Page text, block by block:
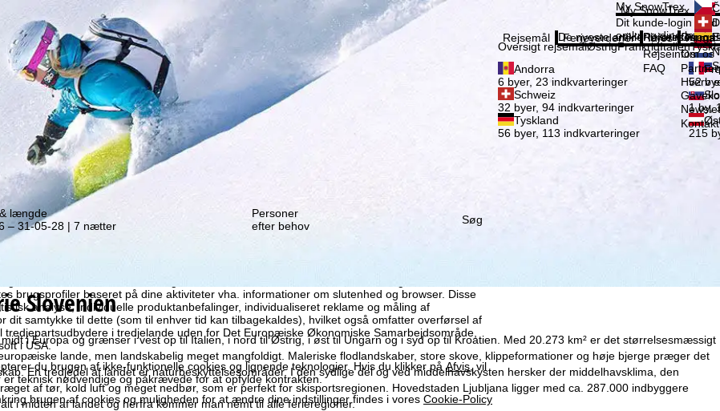
brugsprofiler baseret på dine aktiviteter vha. informationer om slutenhed og browser. Disse
analyse, individuelle produktanbefalinger, individualiseret reklame og måling af
dit samtykke til dette (som til enhver tid kan tilbagekaldes), hvilket også omfatter overførsel af
tredjepartsudbydere i tredjelande uden for Det Europæiske Økonomiske Samarbejdsområde,
i USA.
du brugen af ikke-funktionelle cookies og lignende teknologier. Hvis du klikker på Afvis, vil
er teknisk nødvendige og påkrævede for at opfylde kontrakten.
brugen af cookies og muligheden for at ændre dine indstillinger findes i vores Cookie-Policy
et tilbud igen! Tilmeld
My SnowTrex
My SnowTrex
Dit kunde-login
omkring dine
Rejsemål
Oversigt rejsemålØstrigFrankrigItalien
Andorra
6 byer, 23 indkvarteringer
52
Schweiz
32 byer, 94 indkvarteringer
1 by,
Tyskland
56 byer, 113 indkvarteringer
215
Ferieverdener
De nyeste artikler i vores
Infos
Rejseinfos
Rejseinfos
FAQ
Firma
Om os
Om os
Hverv
Kontakt
længde
– 31-05-28 | 7 nætter
Personer
efter behov
Søg
Slovenien
i Europa og grænser i vest op til Italien, i nord til Østrig, i øst til Ungarn og i syd op til Kroatien. Med 20.273 km² er det størrelsesmæssigt
lande, men landskabelig meget mangfoldigt. Maleriske flodlandskaber, store skove, klippeformationer og høje bjerge præger det
En tredjedel af landet er naturbeskyttelsesområder. I den sydlige del og ved middelhavskysten hersker der middelhavsklima, den
af tør, kold luft og meget nedbør, som er perfekt for skisportsregionen. Hovedstaden Ljubljana ligger med ca. 287.000 indbyggere
i midten af landet og herfra kommer man nemt til alle ferieregioner.